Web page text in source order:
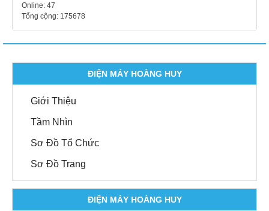
Online: 47
Tổng cộng: 175678
ĐIỆN MÁY HOÀNG HUY
Giới Thiệu
Tầm Nhìn
Sơ Đồ Tổ Chức
Sơ Đồ Trang
ĐIỆN MÁY HOÀNG HUY